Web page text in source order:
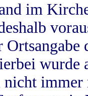
im
wurde